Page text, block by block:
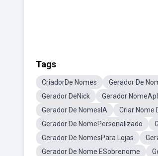
Tags
CriadorDe Nomes Gerador De
Gerador DeNick
Gerador
Gerador De NomesIA
Criar Nome
Gerador De NomePersonalizado
Gerador De NomesPara Lojas
Gerador De Nome ESobrenome